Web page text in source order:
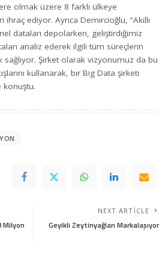
olmak üzere 8 farklı ülkeye
ihraç ediyor. Ayrıca Demircioğlu, “Akıllı
dataları depolarken, geliştirdiğimiz
analiz ederek ilgili tüm süreçlerin
Şirket olarak vizyonumuz da bu
kullanarak, bir Big Data şirketi
konuştu.
Milyon
NEXT ARTICLE
Geyikli Zeytinyağları Markalaşıyor